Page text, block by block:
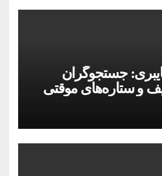
سایبری: جستجوگران
و ستاره‌های موقتی